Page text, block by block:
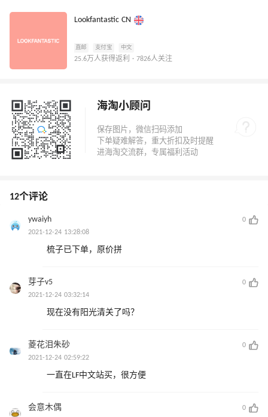
Lookfantastic CN
直邮 支付宝 中文
25.6万人获得返利 · 7826人关注
海淘小顾问
12个评论
ywaiyh
0
2021-12-24 13:28:08
梳子已下单，原价拼
芽子v5
0
2021-12-24 03:32:14
现在没有阳光清关了吗？
菱花泪朱砂
0
2021-12-24 02:59:22
一直在LF中文站买，很方便
会意木偶
0